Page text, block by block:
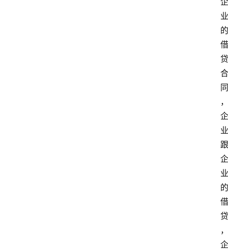
业
的
借
贷
合
同
，
企
业
跟
企
业
的
借
贷
，
企